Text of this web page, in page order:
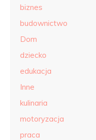
biznes
budownictwo
Dom
dziecko
edukacja
Inne
kulinaria
motoryzacja
praca